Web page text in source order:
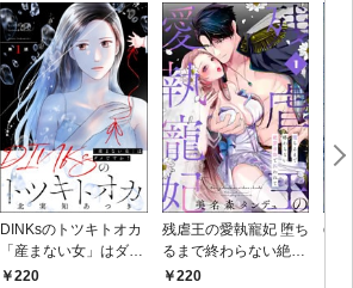
DINKsのトツキトオカ
「産まない女」はダメ
ですか？（分冊版）
220
残虐王の愛執寵妃 堕ち
るまで終わらない絶頂
夜伽で囚われて（分冊
220